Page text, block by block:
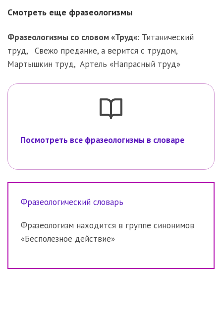
Смотреть еще фразеологизмы
Фразеологизмы со словом «Труд«: Титанический
труд, Свежо предание, а верится с трудом,
Мартышкин труд, Артель «Напрасный труд»
Посмотреть все фразеологизмы в словаре
Фразеологический словарь
Фразеологизм находится в группе синонимов
«Бесполезное действие»